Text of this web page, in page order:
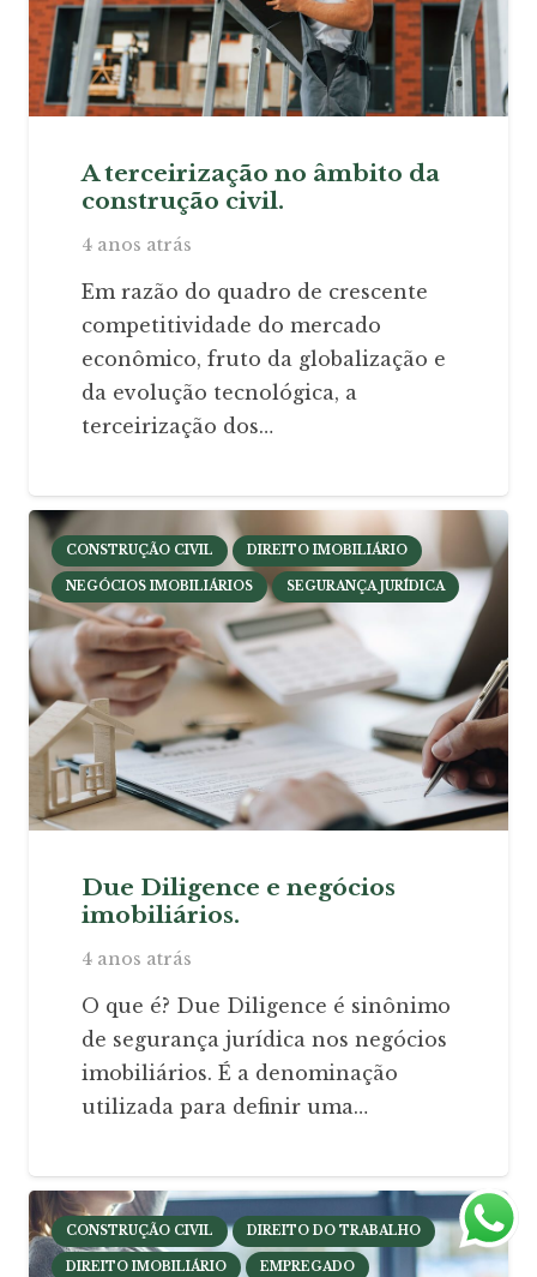
A terceirização no âmbito da
construção civil.
4 anos atrás
Em razão do quadro de crescente
competitividade do mercado
econômico, fruto da globalização e
da evolução tecnológica, a
terceirização dos…
CONSTRUÇÃO CIVIL DIREITO IMOBILIÁRIO
NEGÓCIOS IMOBILIÁRIOS SEGURANÇA JURÍDICA
Due Diligence e negócios
imobiliários.
4 anos atrás
O que é? Due Diligence é sinônimo
de segurança jurídica nos negócios
imobiliários. É a denominação
utilizada para definir uma…
CONSTRUÇÃO CIVIL DIREITO DO TRABALHO
DIREITO IMOBILIÁRIO EMPREGADO